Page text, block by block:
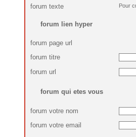
forum texte
Pour
forum lien hyper
forum page url
forum titre
forum url
forum qui etes vous
forum votre nom
forum votre email